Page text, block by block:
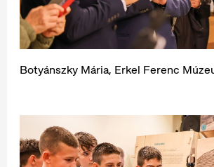
Botyánszky Mária, Erkel Ferenc